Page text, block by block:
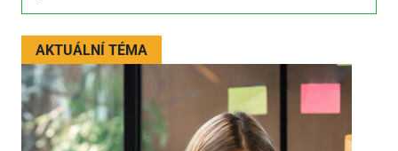
AKTUÁLNÍ TÉMA